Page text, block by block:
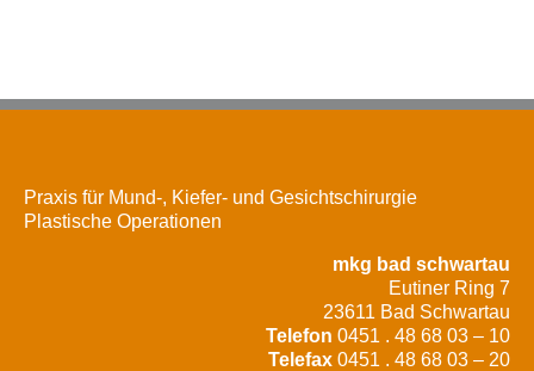
Praxis für Mund-, Kiefer- und Gesichtschirurgie
Plastische Operationen
mkg bad schwartau
Eutiner Ring 7
23611 Bad Schwartau
Telefon 0451 . 48 68 03 – 10
Telefax 0451 . 48 68 03 – 20